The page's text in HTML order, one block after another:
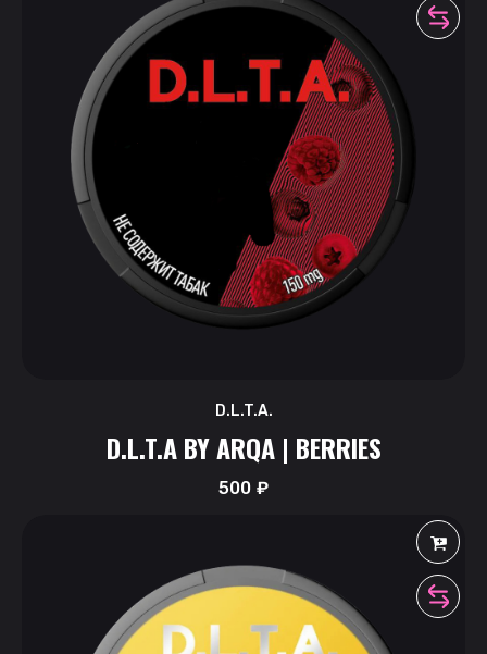
D.L.T.A.
D.L.T.A BY ARQA | BERRIES
500₽